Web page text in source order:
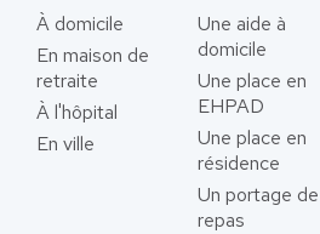
À domicile
En maison de
retraite
À l'hôpital
En ville
Une aide à
domicile
Une place en
EHPAD
Une place en
résidence
Un portage de
repas